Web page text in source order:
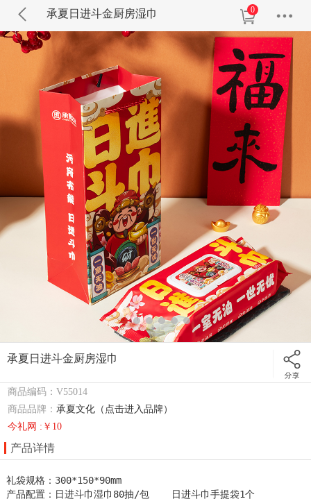
承夏日进斗金厨房湿巾 0
承夏日进斗金厨房湿巾
商品编码：V55014
商品品牌：承夏文化（点击进入品牌）
今礼网 :￥10
产品详情
礼袋规格：300*150*90mm
产品配置：日进斗巾湿巾80抽/包    日进斗巾手提袋1个